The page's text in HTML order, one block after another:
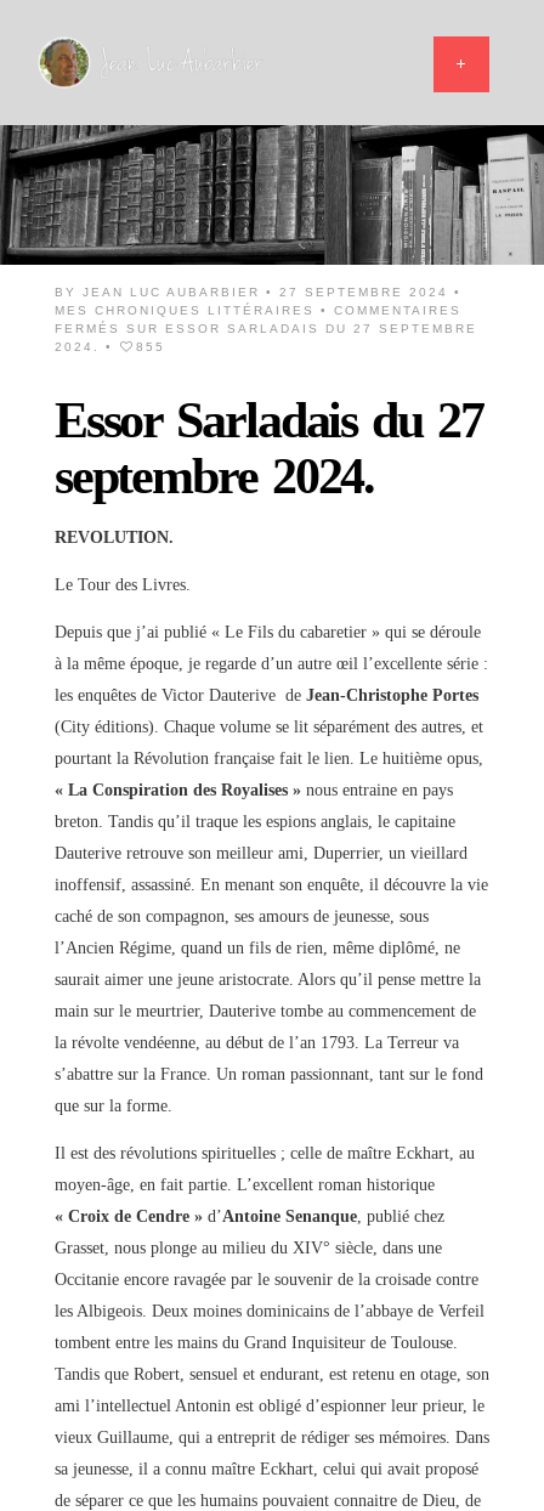
BY JEAN LUC AUBARBIER
• 27 SEPTEMBRE 2024 •
MES CHRONIQUES LITTÉRAIRES
• COMMENTAIRES
FERMÉS
SUR ESSOR SARLADAIS DU 27 SEPTEMBRE
2024.
• 855
Essor Sarladais du 27
septembre 2024.
REVOLUTION.
Le Tour des Livres.
Depuis que j’ai publié « Le Fils du cabaretier » qui se déroule
à la même époque, je regarde d’un autre œil l’excellente série :
les enquêtes de Victor Dauterive de Jean-Christophe Portes
(City éditions). Chaque volume se lit séparément des autres, et
pourtant la Révolution française fait le lien. Le huitième opus,
« La Conspiration des Royalises » nous entraine en pays
breton. Tandis qu’il traque les espions anglais, le capitaine
Dauterive retrouve son meilleur ami, Duperrier, un vieillard
inoffensif, assassiné. En menant son enquête, il découvre la vie
caché de son compagnon, ses amours de jeunesse, sous
l’Ancien Régime, quand un fils de rien, même diplômé, ne
saurait aimer une jeune aristocrate. Alors qu’il pense mettre la
main sur le meurtrier, Dauterive tombe au commencement de
la révolte vendéenne, au début de l’an 1793. La Terreur va
s’abattre sur la France. Un roman passionnant, tant sur le fond
que sur la forme.
Il est des révolutions spirituelles ; celle de maître Eckhart, au
moyen-âge, en fait partie. L’excellent roman historique
« Croix de Cendre »d’Antoine Senanque, publié chez
Grasset, nous plonge au milieu du XIV° siècle, dans une
Occitanie encore ravagée par le souvenir de la croisade contre
les Albigeois. Deux moines dominicains de l’abbaye de Verfeil
tombent entre les mains du Grand Inquisiteur de Toulouse.
Tandis que Robert, sensuel et endurant, est retenu en otage, son
ami l’intellectuel Antonin est obligé d’espionner leur prieur, le
vieux Guillaume, qui a entreprit de rédiger ses mémoires. Dans
sa jeunesse, il a connu maître Eckhart, celui qui avait proposé
de séparer ce que les humains pouvaient connaitre de Dieu, de